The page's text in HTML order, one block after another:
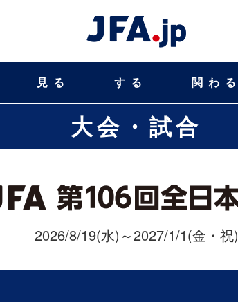
見る する 関わる
大会・試合
2026/8/19(水)～2027/1/1(金・祝)